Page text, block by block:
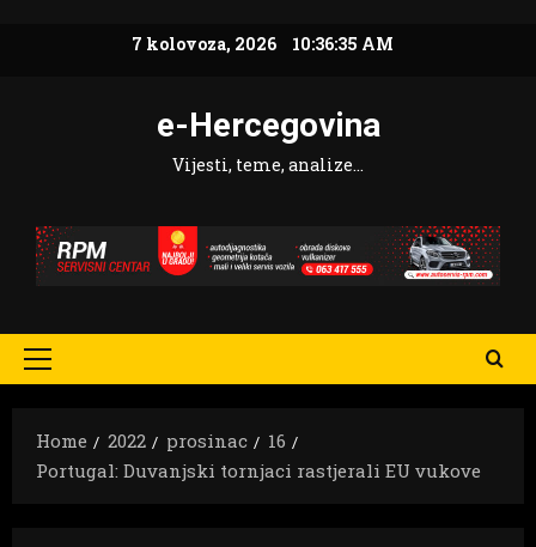
7 kolovoza, 2026 10:36:36 AM
e-Hercegovina
Vijesti, teme, analize…
Primary
Home
2022 prosinac
16
Portugal: Duvanjski tornjaci rastjerali EU vukove